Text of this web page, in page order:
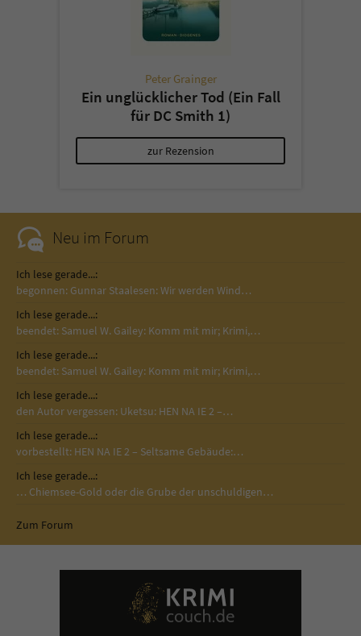
Peter Grainger
Ein unglücklicher Tod (Ein Fall
für DC Smith 1)
zur Rezension
Neu im Forum
Ich lese gerade...:
begonnen: Gunnar Staalesen: Wir werden Wind…
Ich lese gerade...:
beendet: Samuel W. Gailey: Komm mit mir; Krimi,…
Ich lese gerade...:
beendet: Samuel W. Gailey: Komm mit mir; Krimi,…
Ich lese gerade...:
den Autor vergessen: Uketsu: HEN NA IE 2 –…
Ich lese gerade...:
vorbestellt: HEN NA IE 2 – Seltsame Gebäude:…
Ich lese gerade...:
… Chiemsee-Gold oder die Grube der unschuldigen…
Zum Forum